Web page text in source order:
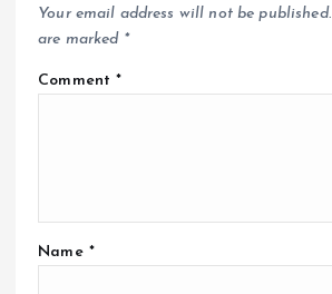
Your email address will not be published.
are marked *
Comment*
Name *